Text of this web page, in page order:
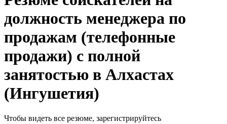
должность менеджера по
продажам (телефонные
продажи) с полной
занятостью в Алхастах
(Ингушетия)
Чтобы видеть все резюме, зарегистрируйтесь